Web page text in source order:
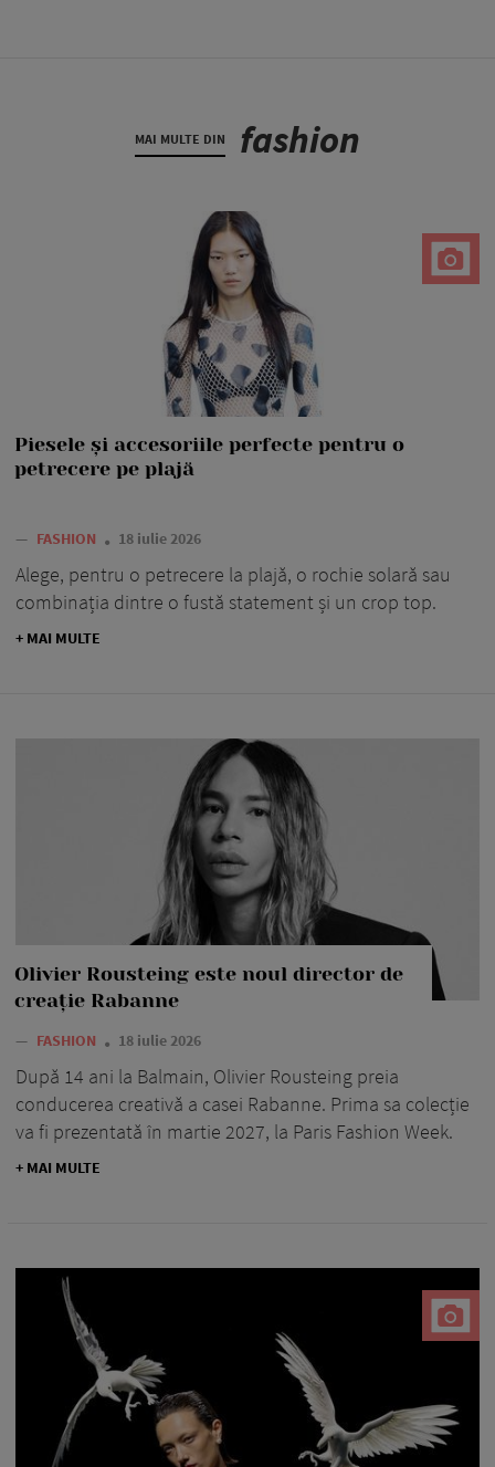
MAI MULTE DIN fashion
Piesele și accesoriile perfecte pentru o
petrecere pe plajă
— FASHION 18 iulie 2026
Alege, pentru o petrecere la plajă, o rochie solară sau
combinația dintre o fustă statement și un crop top.
+ MAI MULTE
Olivier Rousteing este noul director de
creație Rabanne
— FASHION 18 iulie 2026
După 14 ani la Balmain, Olivier Rousteing preia
conducerea creativă a casei Rabanne. Prima sa colecție
va fi prezentată în martie 2027, la Paris Fashion Week.
+ MAI MULTE